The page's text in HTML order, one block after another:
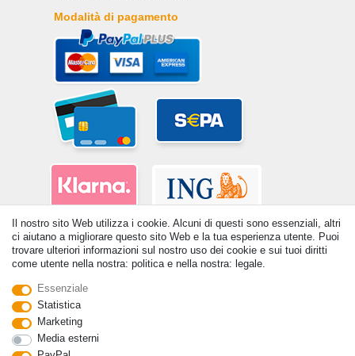
Il nostro sito Web utilizza i cookie. Alcuni di questi sono essenziali, altri
ci aiutano a migliorare questo sito Web e la tua esperienza utente. Puoi
trovare ulteriori informazioni sul nostro uso dei cookie e sui tuoi diritti
come utente nella nostra: politica e nella nostra: legale.
Essenziale
Statistica
Marketing
Media esterni
Modalità di pagamento
© Copyright 2026 | Tutti i diritti riservati. - Tutti i diritti riservati. Prezzi
incl. 19% di imposta sul valore aggiunto | prezzi base vedi dettaglio
articolo | *Si applica alle consegne in Italia!